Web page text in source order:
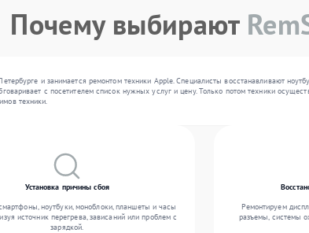
Почему выбирают
и занимается ремонтом техники Apple. Специалисты восстанавливают
с посетителем список нужных услуг и цену. Только потом техники
техники.
Установка причины сбоя
ноутбуки, моноблоки, планшеты и часы
источник перегрева, зависаний или проблем с
зарядкой.
Ремонтируем
разъемы, системы